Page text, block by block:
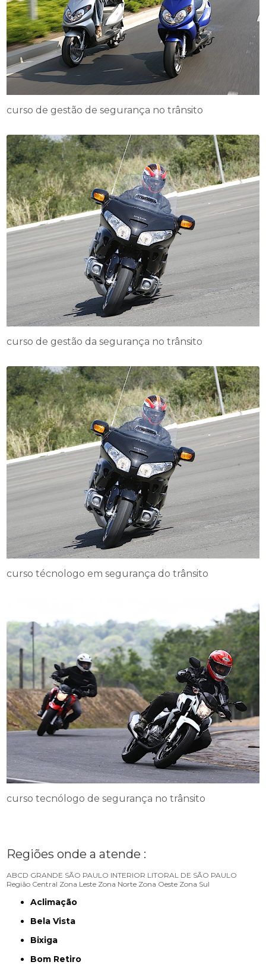
curso de gestão de segurança no trânsito
curso de gestão da segurança no trânsito
curso técnologo em segurança do trânsito
curso tecnólogo de segurança no trânsito
Regiões onde a atende :
ABCD GRANDE SÃO PAULO INTERIOR LITORAL DE SÃO PAULO
Região Central Zona Leste Zona Norte Zona Oeste Zona Sul
Aclimação
Bela Vista
Bixiga
Bom Retiro